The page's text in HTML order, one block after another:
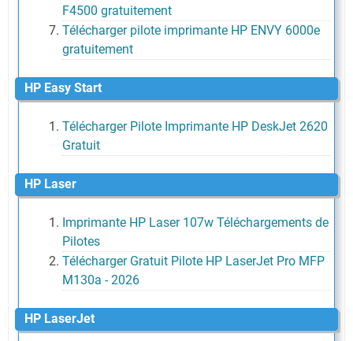
F4500 gratuitement
Télécharger pilote imprimante HP ENVY 6000e
gratuitement
HP Easy Start
Télécharger Pilote Imprimante HP DeskJet 2620
Gratuit
HP Laser
Imprimante HP Laser 107w Téléchargements de
Pilotes
Télécharger Gratuit Pilote HP LaserJet Pro MFP
M130a - 2026
HP LaserJet